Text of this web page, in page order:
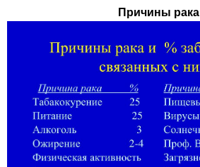
Причины рака